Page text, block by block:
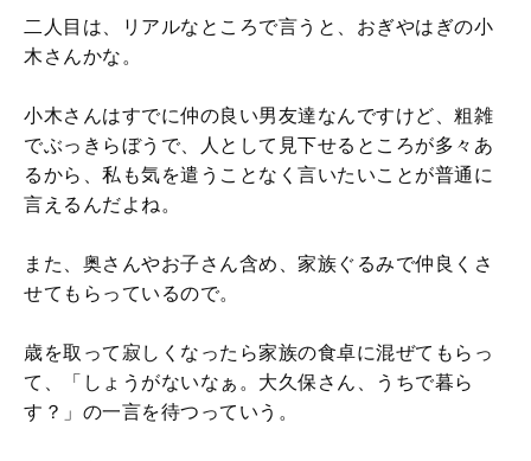
二人目は、リアルなところで言うと、おぎやはぎの小
木さんかな。
小木さんはすでに仲の良い男友達なんですけど、粗雑
でぶっきらぼうで、人として見下せるところが多々あ
るから、私も気を遣うことなく言いたいことが普通に
言えるんだよね。
また、奥さんやお子さん含め、家族ぐるみで仲良くさ
せてもらっているので。
歳を取って寂しくなったら家族の食卓に混ぜてもらっ
て、「しょうがないなぁ。大久保さん、うちで暮ら
す？」の一言を待つっていう。